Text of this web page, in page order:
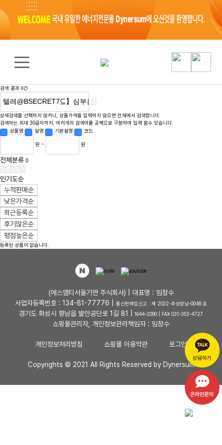
검색 결과 0건
상세검색을 선택하지 않거나, 상품가격을 입력하지 않으면 전체에서 검색합니다.
검색어는 최대 30글자까지, 여러개의 검색어를 공백으로 구분하여 입력 할수 있습니다.
상품명
설명 기본설명 코드
원 ~ 원
전체분류 0
인기도순
누적판매순
낮은가격순
최근등록순
후기많은순
평점높은순
등록된 상품이 없습니다.
(에스엠티서울기연 주식회사) | 대표명 : 임창수
사업자등록번호 : 134-81-77776 |
통신판매업신고 : 제 2022-화성향남-0048 호
경기도 화성시 향남읍 발안공단로 1길 81 | 1644-2090 | FAX 031-353-4727
쇼핑몰관리자, 개인정보관리책임자 : 임창수
개인정보처리방침 쇼핑몰 이용약관 로그인
Copyrights © 2021 All Rights Reserved by Dynersum